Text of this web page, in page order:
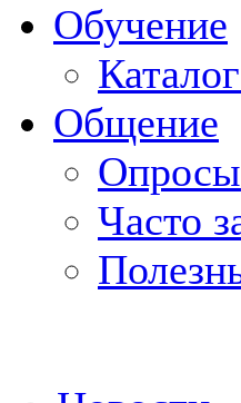
Обучение
Общение
Опросы
Часто